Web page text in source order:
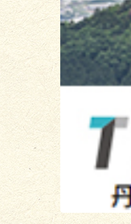
の
ス